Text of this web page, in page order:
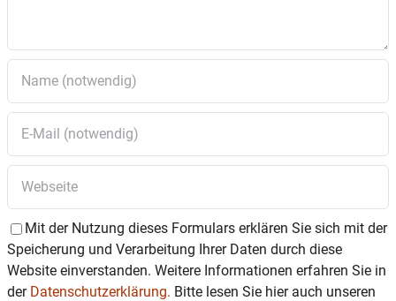
Mit der Nutzung dieses Formulars erklären Sie sich mit der
Speicherung und Verarbeitung Ihrer Daten durch diese
Website einverstanden. Weitere Informationen erfahren Sie in
der Datenschutzerklärung. Bitte lesen Sie hier auch unseren